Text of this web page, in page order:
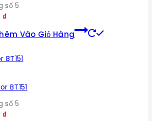
số 5
₫
Vào Giỏ Hàng
BT151
số 5
₫